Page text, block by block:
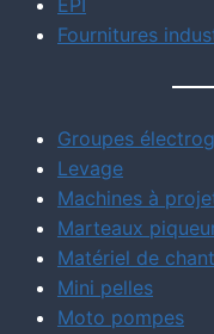
EPI
Fournitures
Groupes
Levage
Machines à
Marteaux
Matériel de
Mini pelles
Moto pompes